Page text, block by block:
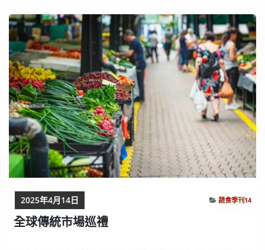
物生長的關係，培養消費者選擇當季食材的習慣，不僅吃
到健康，也能支持在地農業發展。 觀察飲食文化 ...
全球傳統市場巡禮
2025年4月14日 蔬食季刊14